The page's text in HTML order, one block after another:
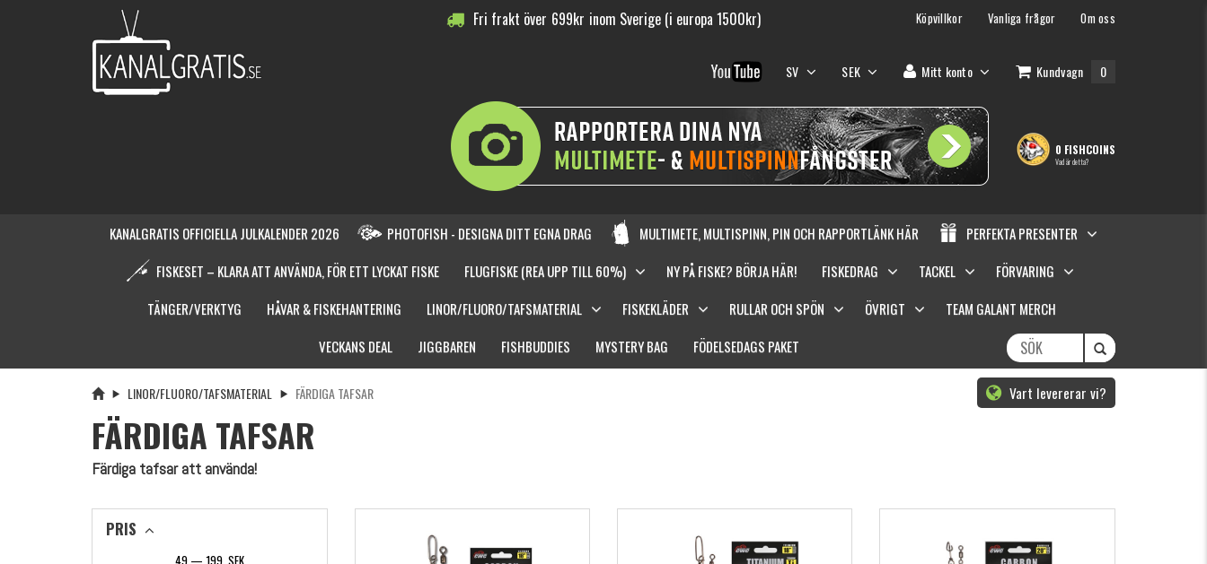
Fri frakt över 699kr inom Sverige (i europa 1500kr) Köpvillkor Vanliga frågor Om oss
SV SEK Mitt konto Kundvagn 0
0 FISHCOINS
Vad är detta?
KANALGRATIS OFFICIELLA JULKALENDER 2026 PHOTOFISH - DESIGNA DITT EGNA DRAG MULTIMETE, MULTISPINN, PIN OCH RAPPORTLÄNK HÄR
PERFEKTA PRESENTER
FISKESET – KLARA ATT ANVÄNDA, FÖR ETT LYCKAT FISKE
FLUGFISKE (REA UPP TILL 60%) NY PÅ FISKE? BÖRJA HÄR! FISKEDRAG TACKEL
FÖRVARING
TÄNGER/VERKTYG
HÅVAR & FISKEHANTERING LINOR/FLUORO/TAFSMATERIAL FISKEKLÄDER RULLAR OCH SPÖN ÖVRIGT
TEAM GALANT MERCH
VECKANS DEAL
JIGGBAREN FISHBUDDIES MYSTERY BAG FÖDELSEDAGS PAKET
LINOR/FLUORO/TAFSMATERIAL FÄRDIGA TAFSAR Vart levererar vi?
FÄRDIGA TAFSAR
Färdiga tafsar att använda!
PRIS
49 — 199 SEK